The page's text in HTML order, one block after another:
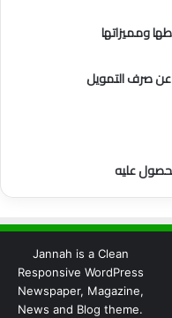
ومميزاتها
عن صرف التمويل
عليه
Jannah is a Clean
Responsive WordPress
Newspaper, Magazine,
News and Blog theme.